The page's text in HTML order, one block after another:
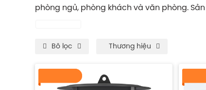
phòng ngủ, phòng khách và văn phòng.
Bô lọc Thương hiệu